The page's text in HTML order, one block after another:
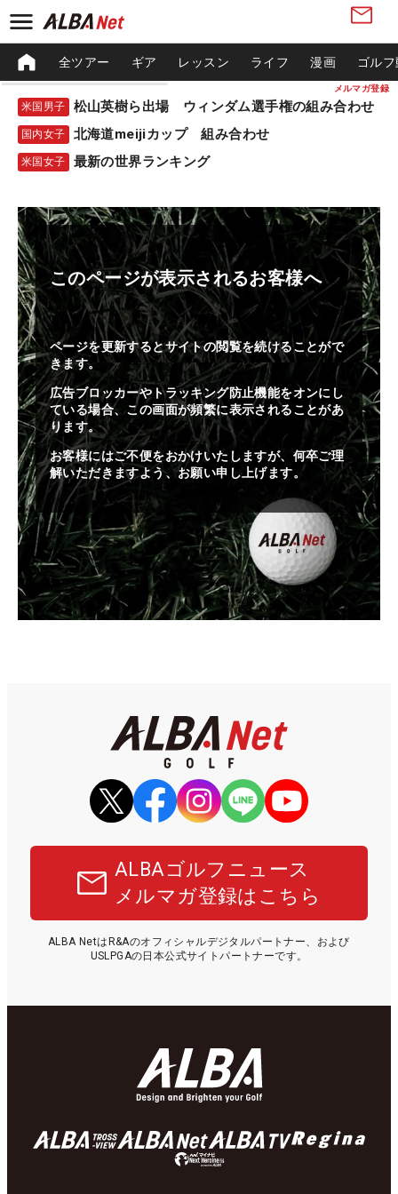
メルマガ登録
全ツアー ギア レッスン ライフ 漫画 ゴル
米国男子 松山英樹ら出場 ウィンダム選手権の組み合わせ
国内女子 北海道meijiカップ 組み合わせ
米国女子 最新の世界ランキング
このページが表示されるお客様へ
ページを更新するとサイトの閲覧を続けることがで
きます。
広告ブロッカーやトラッキング防止機能をオンにし
ている場合、この画面が頻繁に表示されることがあ
ります。
お客様にはご不便をおかけいたしますが、何卒ご理
解いただきますよう、お願い申し上げます。
ALBAゴルフニュース
メルマガ登録はこちら
ALBA NetはR&Aのオフィシャルデジタルパートナー、および
USLPGAの日本公式サイトパートナーです。